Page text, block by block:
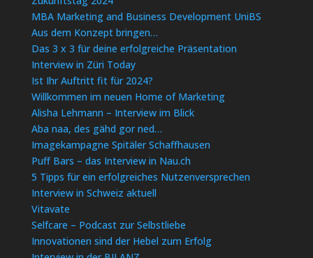
MBA Marketing and Business Development UniBS
Aus dem Konzept bringen…
Das 3 x 3 für deine erfolgreiche Präsentation
Interview in Züri Today
Ist Ihr Auftritt fit für 2024?
Willkommen im neuen Home of Marketing
Alisha Lehmann – Interview im Blick
Aba naa, des gähd gor ned…
Imagekampagne Spitäler Schaffhausen
Puff Bars – das Interview in Nau.ch
5 Tipps für ein erfolgreiches Nutzenversprechen
Interview in Schweiz aktuell
Vitavate
Selfcare – Podcast zur Selbstliebe
Innovationen sind der Hebel zum Erfolg